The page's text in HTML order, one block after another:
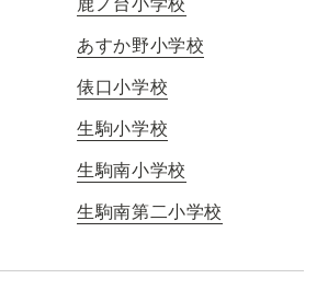
あすか野小学校
俵口小学校
生駒小学校
生駒南小学校
生駒南第二小学校